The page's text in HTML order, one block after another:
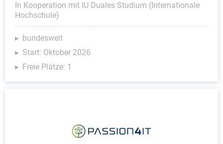
In Kooperation mit IU Duales Studium (Internationale
Hochschule)
bundesweit
Start: Oktober 2026
Freie Plätze: 1